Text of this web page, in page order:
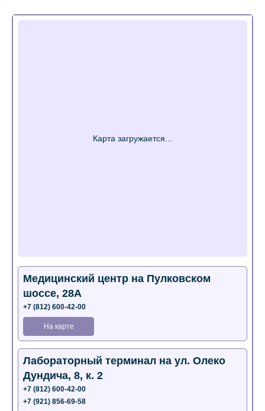
Медицинский центр на Пулковском
шоссе, 28А
+7 (812) 600-42-00
На карте
Лабораторный терминал на ул. Олеко
Дундича, 8, к. 2
+7 (812) 600-42-00
+7 (921) 856-69-58